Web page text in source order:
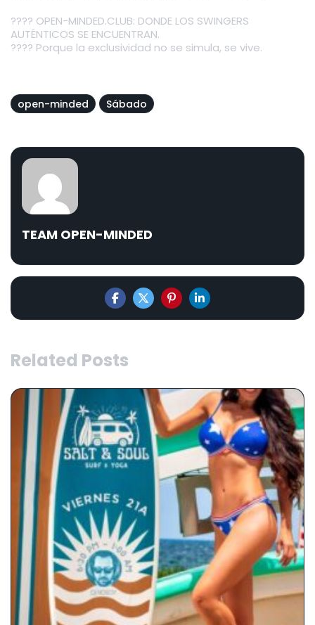
???? OPEN-MINDED.CLUB: DONDE LOS SWINGERS
AUTÉNTICOS SE ENCUENTRAN.
???? Porque la exclusividad no se simula, se vive.
open-minded Sábado
TEAM OPEN-MINDED
Related Posts